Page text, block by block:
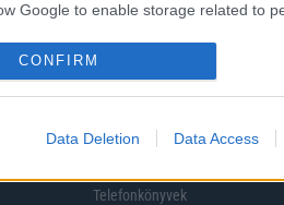
Google to enable storage related to
Google to enable storage related to
functionality and fraud prevention,
CONFIRM
Data Deletion Data Access
Árak
akciók
Tanácsdóguru
Wiki
Telefonkönyvek